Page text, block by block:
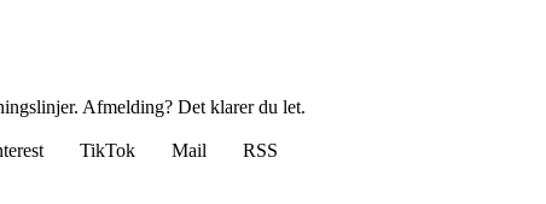
Afmelding? Det klarer du let.
TikTok Mail
RSS